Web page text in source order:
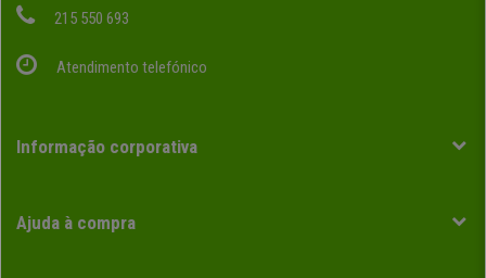
215 550 693
Atendimento telefónico
Informação corporativa
Ajuda à compra